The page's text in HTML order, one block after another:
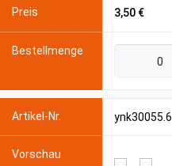
3,50 €
ynk30055.6